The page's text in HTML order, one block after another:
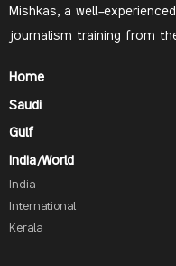
Mishkas, a well-
journalism training from
Home
Saudi
Gulf
India/World
India
International
Kerala